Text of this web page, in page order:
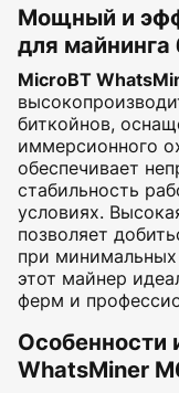
Мощный и
для майнинга
MicroBT
биткойнов,
иммерсионного
обеспечивает
стабильность
условиях.
позволяет
при минимальных
этот майнер
ферм и
Особенности
WhatsMiner